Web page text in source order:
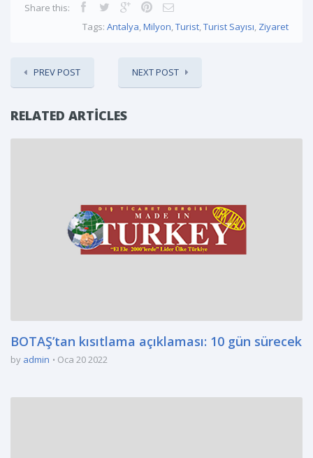
Share this:
Tags: Antalya,Milyon,Turist,Turist Sayısı, Ziyaret
PREV POST NEXT POST
RELATED ARTICLES
BOTAŞ’tan kısıtlama açıklaması: 10 gün sürecek
by admin Oca 20 2022